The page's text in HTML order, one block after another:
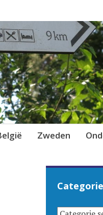
Zweden